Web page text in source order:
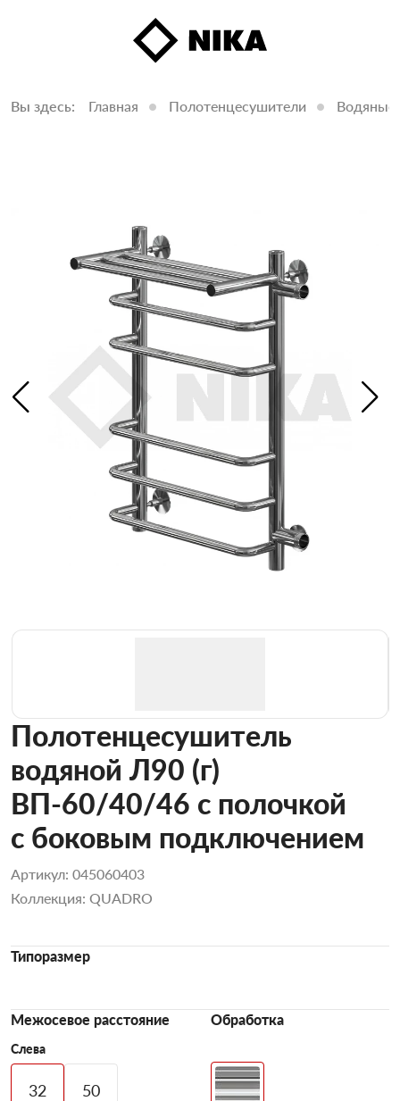
Вы здесь: Главная Полотенцесушители Водяные
Полотенцесушитель
водяной Л90 (г)
ВП-60/40/46 с полочкой
с боковым подключением
Артикул: 045060403
Коллекция: QUADRO
Типоразмер
Межосевое расстояние
Слева
32 50
Обработка